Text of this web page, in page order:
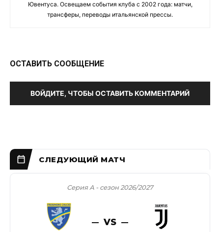
Ювентуса. Освещаем события клуба с 2002 года: матчи,
трансферы, переводы итальянской прессы.
ОСТАВИТЬ СООБЩЕНИЕ
ВОЙДИТЕ, ЧТОБЫ ОСТАВИТЬ КОММЕНТАРИЙ
Серия А - сезон 2026/2027
VS